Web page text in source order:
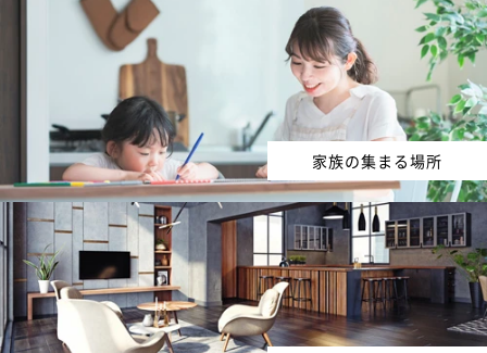
家族の集まる場所